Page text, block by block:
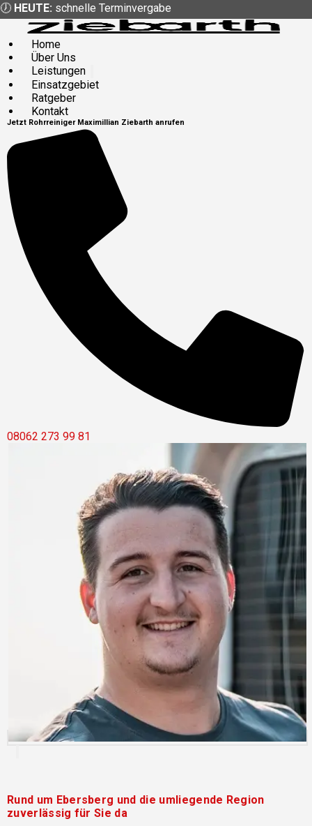
🕖 HEUTE: schnelle Terminvergabe
Home
Über Uns
Leistungen
Einsatzgebiet
Ratgeber
Kontakt
Jetzt Rohrreiniger Maximillian Ziebarth anrufen
08062 273 99 81
Rund um Ebersberg und die umliegende Region
zuverlässig für Sie da